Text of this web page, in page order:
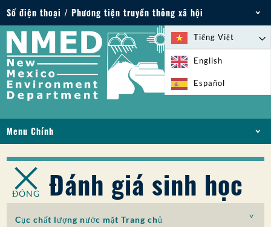
Số điện thoại / Phương tiện truyền thông xã hội
Điện thoại: 505-827-2855
1-800-219-6157
Trường hợp khẩn cấp về môi trường: 505-827-
9329 (24 giờ)
Tiếng Việt
English
Español
Menu Chính
VỀ
GIẤY PHÉP VÀ GIẤY PHÉP
TUÂN THỦ VÀ THỰC THI
PFAS Ở NM
ĐÓNG Đánh giá sinh học
Cục chất lượng nước mặt Trang chủ